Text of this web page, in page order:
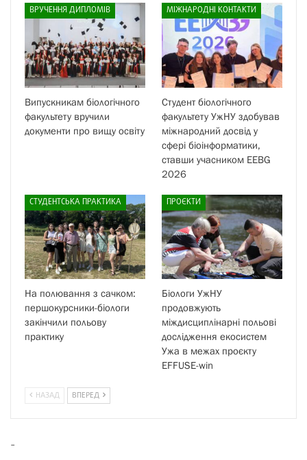
ВРУЧЕННЯ ДИПЛОМІВ
Випускникам біологічного
факультету вручили
документи про вищу освіту
МІЖНАРОДНІ КОНТАКТИ
Студент біологічного
факультету УжНУ здобував
міжнародний досвід у
сфері біоінформатики,
ставши учасником EEBG
2026
СТУДЕНТСЬКА ПРАКТИКА
На полювання з сачком:
першокурсники-біологи
закінчили польову
практику
ПРОЄКТИ
Біологи УжНУ
продовжують
міждисциплінарні польові
дослідження екосистем
Ужа в межах проєкту
EFFUSE-win
НАЗАД ВПЕРЕД
-